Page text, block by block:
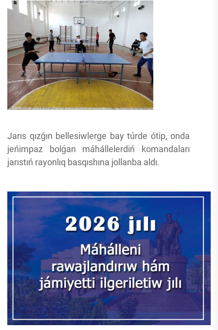
Jarıs qızǵın bellesiwlerge bay túrde ótip, onda
jeńimpaz bolǵan máhállelerdiń komandaları
jarıstıń rayonlıq basqıshına jollanba aldı.